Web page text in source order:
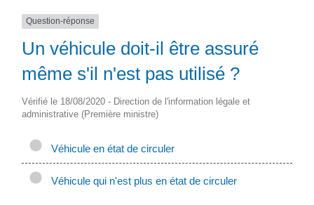
Question-réponse
Un véhicule doit-il être assuré
même s'il n'est pas utilisé ?
Vérifié le 18/08/2020 - Direction de l'information légale et
administrative (Première ministre)
Véhicule en état de circuler
Véhicule qui n'est plus en état de circuler